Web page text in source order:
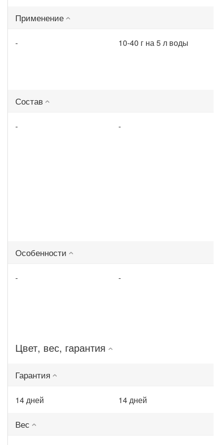
Применение
- 10-40 г на 5 л воды
Состав
- -
Особенности
- -
Цвет, вес, гарантия
Гарантия
14 дней 14 дней
Вес